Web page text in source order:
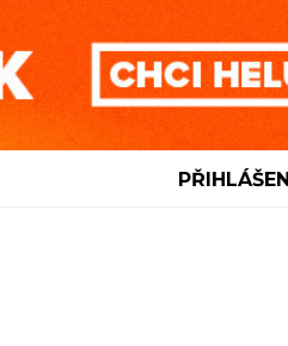
PŘIHLÁŠENÍ